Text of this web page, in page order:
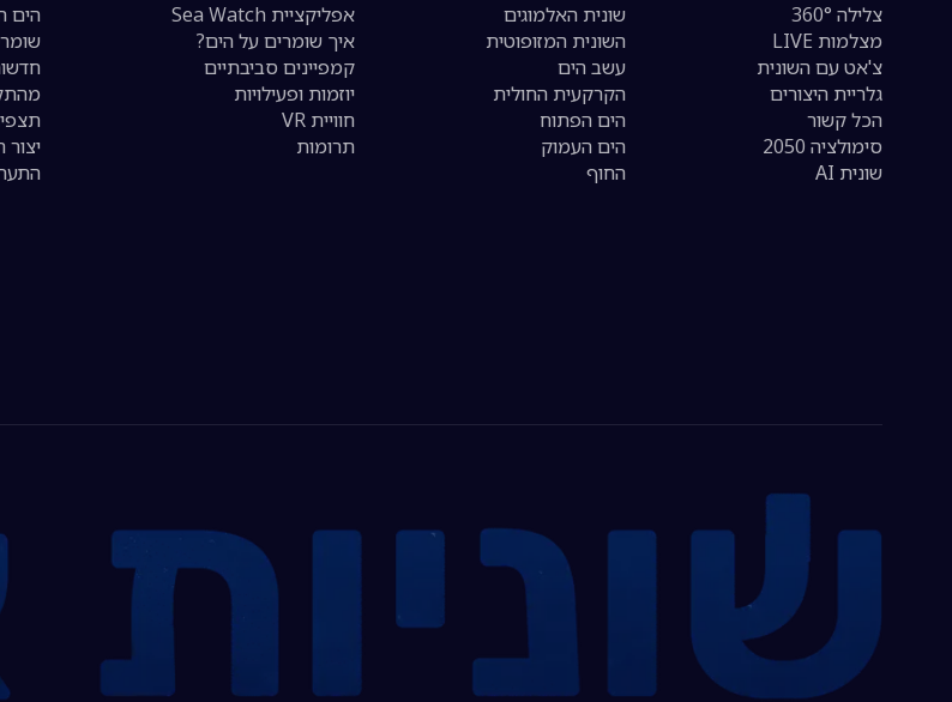
צלילה 360°
מצלמות LIVE
צ'אט עם השונית
גלריית היצורים
הכל קשור
סימולציה 2050
שונית AI
שונית האלמוגים
השונית המזופוטית
עשב הים
הקרקעית החולית
הים הפתוח
הים העמוק
החוף
אפליקציית Sea Watch
איך שומרים על הים?
קמפיינים סביבתיים
יוזמות ופעילויות
חוויית VR
תרומות
הים